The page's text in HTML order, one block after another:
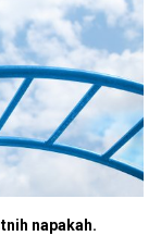
napakah.